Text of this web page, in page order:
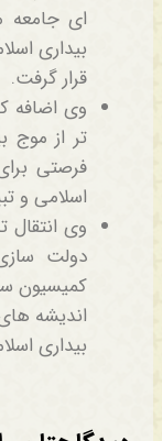
ای جامعه
بیداری
قرار گرفت.
وی اضافه
تر از موج
فرصتی
اسلامی و
وی
دولت
کمیسیون
اندیشه
بیداری